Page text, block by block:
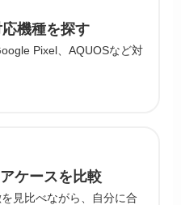
機種を探す
Pixel、AQUOSなど対
ケースを比較
見比べながら、自分に合